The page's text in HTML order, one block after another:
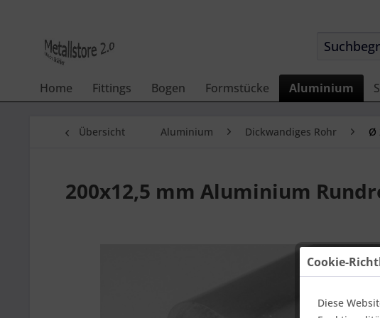
Home Fittings Bogen Formstücke Aluminium
Übersicht Aluminium Dickwandiges Rohr Ø
200x12,5 mm Aluminium
Cookie-
Diese